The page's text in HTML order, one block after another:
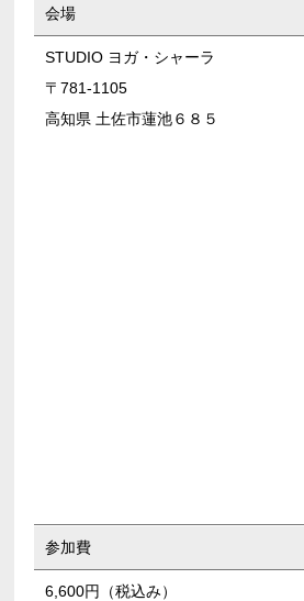
会場
STUDIO ヨガ・シャーラ
〒781-1105
高知県 土佐市蓮池６８５
参加費
6,600円（税込み）